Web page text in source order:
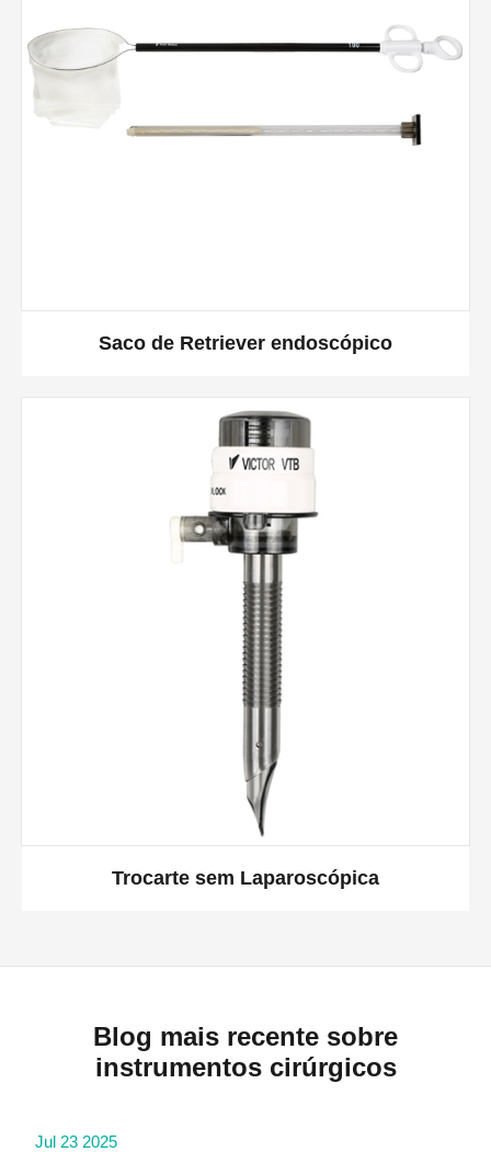
Saco de Retriever endoscópico
Trocarte sem Laparoscópica
Blog mais recente sobre
instrumentos cirúrgicos
Jul 23 2025